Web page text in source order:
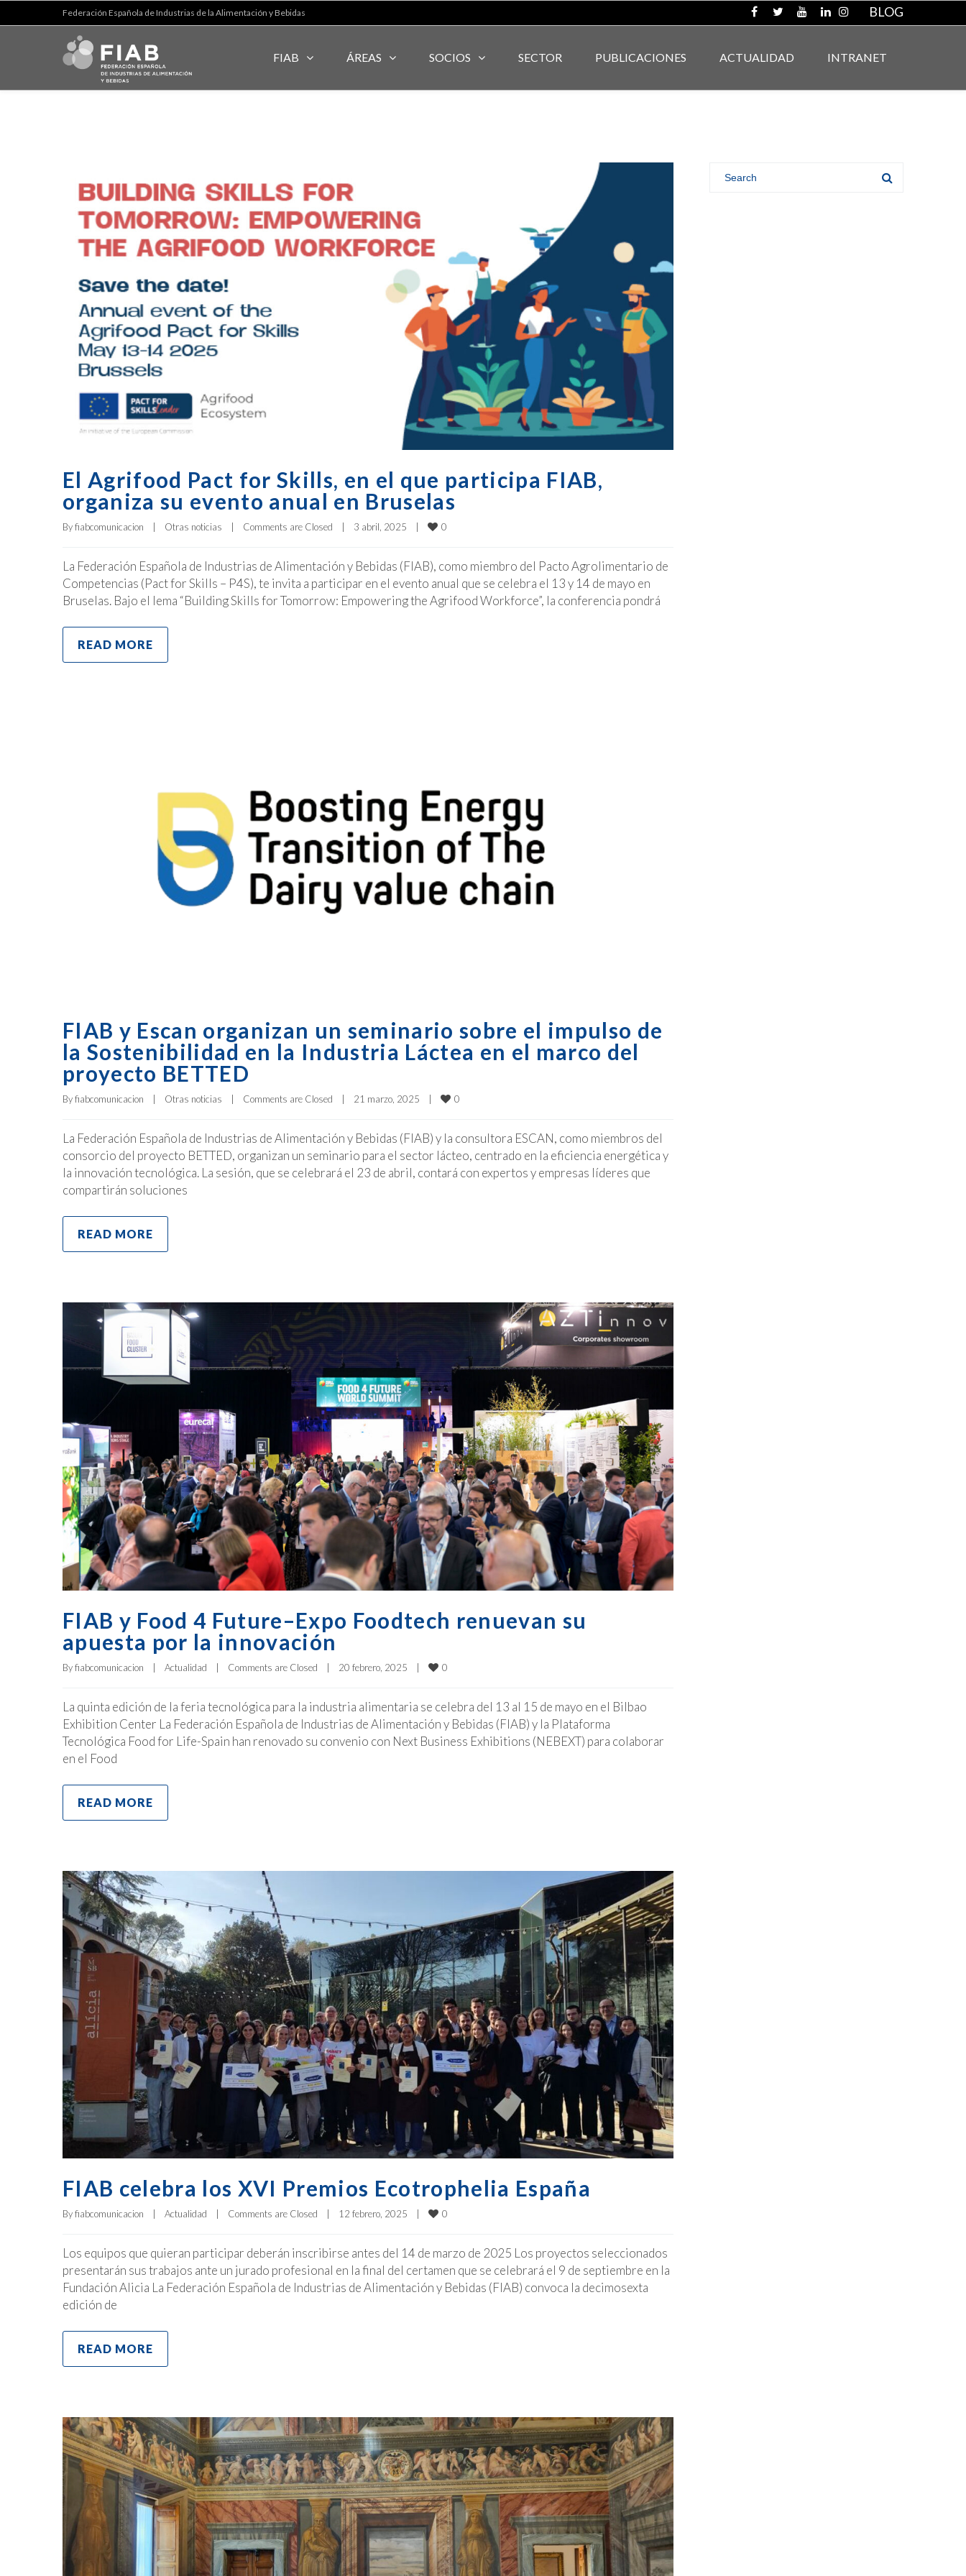
Federación Española de Industrias de la Alimentación y Bebidas BLOG
FIAB ÁREAS SOCIOS SECTOR PUBLICACIONES ACTUALIDAD INTRANET
El Agrifood Pact for Skills, en el que participa FIAB,
organiza su evento anual en Bruselas
By fiabcomunicacion Otras noticias Comments are Closed 3 abril, 2025 0
La Federación Española de Industrias de Alimentación y Bebidas (FIAB), como miembro del Pacto Agrolimentario de
Competencias (Pact for Skills – P4S), te invita a participar en el evento anual que se celebra el 13 y 14 de mayo en
Bruselas. Bajo el lema “Building Skills for Tomorrow: Empowering the Agrifood Workforce”, la conferencia pondrá
READ MORE
FIAB y Escan organizan un seminario sobre el impulso de
la Sostenibilidad en la Industria Láctea en el marco del
proyecto BETTED
By fiabcomunicacion Otras noticias Comments are Closed 21 marzo, 2025 0
La Federación Española de Industrias de Alimentación y Bebidas (FIAB) y la consultora ESCAN, como miembros del
consorcio del proyecto BETTED, organizan un seminario para el sector lácteo, centrado en la eficiencia energética y
la innovación tecnológica. La sesión, que se celebrará el 23 de abril, contará con expertos y empresas líderes que
compartirán soluciones
READ MORE
FIAB y Food 4 Future–Expo Foodtech renuevan su
apuesta por la innovación
By fiabcomunicacion Actualidad Comments are Closed 20 febrero, 2025 0
La quinta edición de la feria tecnológica para la industria alimentaria se celebra del 13 al 15 de mayo en el Bilbao
Exhibition Center La Federación Española de Industrias de Alimentación y Bebidas (FIAB) y la Plataforma
Tecnológica Food for Life-Spain han renovado su convenio con Next Business Exhibitions (NEBEXT) para colaborar
en el Food
READ MORE
FIAB celebra los XVI Premios Ecotrophelia España
By fiabcomunicacion Actualidad Comments are Closed 12 febrero, 2025 0
Los equipos que quieran participar deberán inscribirse antes del 14 de marzo de 2025 Los proyectos seleccionados
presentarán sus trabajos ante un jurado profesional en la final del certamen que se celebrará el 9 de septiembre en la
Fundación Alicia La Federación Española de Industrias de Alimentación y Bebidas (FIAB) convoca la decimosexta
edición de
READ MORE